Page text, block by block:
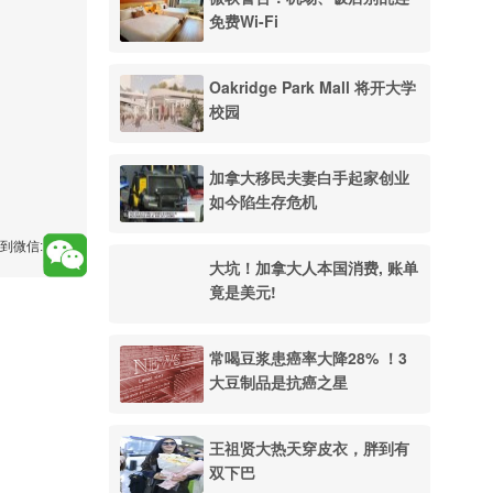
免费Wi-Fi
Oakridge Park Mall 将开大学
校园
加拿大移民夫妻白手起家创业
如今陷生存危机
大坑！加拿大人本国消费, 账单
竟是美元!
常喝豆浆患癌率大降28% ！3
大豆制品是抗癌之星
王祖贤大热天穿皮衣，胖到有
双下巴
微信: